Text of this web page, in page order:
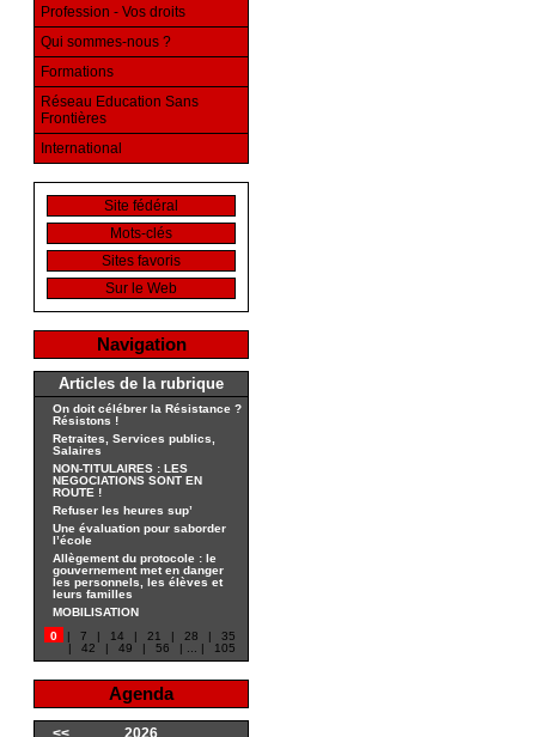
Profession - Vos droits
Qui sommes-nous ?
Formations
Réseau Education Sans
Frontières
International
Site fédéral
Mots-clés
Sites favoris
Sur le Web
Navigation
Articles de la rubrique
On doit célébrer la Résistance ?
Résistons !
Retraites, Services publics,
Salaires
NON-TITULAIRES : LES
NEGOCIATIONS SONT EN
ROUTE !
Refuser les heures sup’
Une évaluation pour saborder
l’école
Allègement du protocole : le
gouvernement met en danger
les personnels, les élèves et
leurs familles
MOBILISATION
0
| 7 | 14 | 21 | 28 |
35
|
42 | 49 | 56 | | 105
Agenda
<< 2026